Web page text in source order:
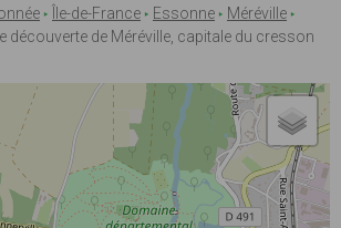
Île-de-France Essonne
Méréville
découverte de Méréville, capitale du cresson